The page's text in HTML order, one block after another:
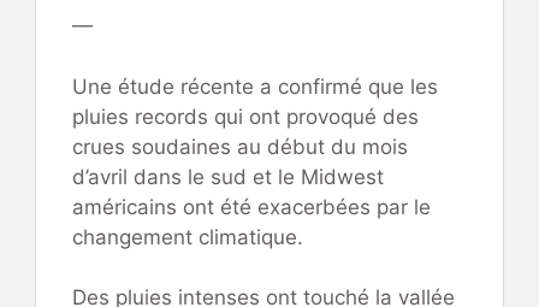
—
Une étude récente a confirmé que les
pluies records qui ont provoqué des
crues soudaines au début du mois
d’avril dans le sud et le Midwest
américains ont été exacerbées par le
changement climatique.
Des pluies intenses ont touché la vallée